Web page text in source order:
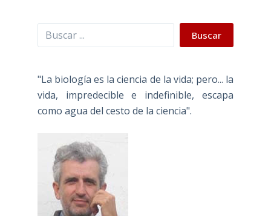
Buscar Buscar
"La biología es la ciencia de la vida; pero... la
vida, impredecible e indefinible, escapa
como agua del cesto de la ciencia".